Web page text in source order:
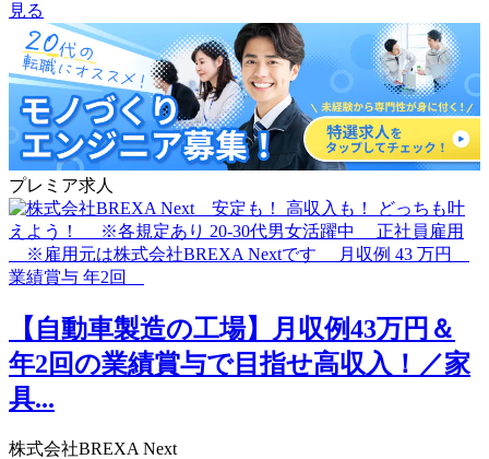
見る
プレミア求人
【自動車製造の工場】月収例43万円＆
年2回の業績賞与で目指せ高収入！／家
具...
株式会社BREXA Next